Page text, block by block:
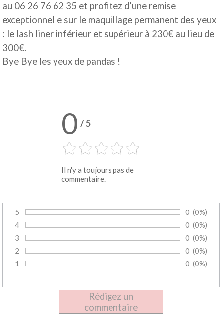
au 06 26 76 62 35 et profitez d’une remise
exceptionnelle sur le maquillage permanent des yeux
: le lash liner inférieur et supérieur à 230€ au lieu de
300€.
Bye Bye les yeux de pandas !
0 /5
Il n'y a toujours pas de
commentaire.
5 Nombre
0 (0%)
4 Nombre
0 (0%)
3 Nombre
0 (0%)
2 Nombre
0 (0%)
1 Nombre
0 (0%)